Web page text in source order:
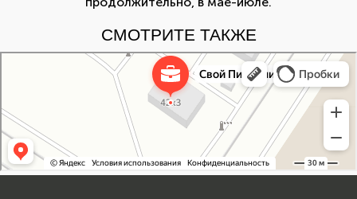
СМОТРИТЕ ТАКЖЕ
Питомник растений в Москве
Садовый центр в Москве